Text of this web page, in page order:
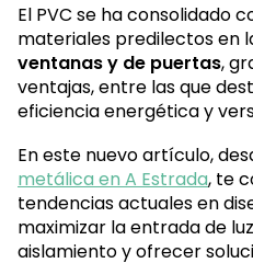
El PVC se ha consolidado
materiales predilectos en
ventanas y de puertas,
ventajas, entre las que
eficiencia energética y
En este nuevo artículo,
metálica en A Estrada, te
tendencias actuales en
maximizar la entrada de
aislamiento y ofrecer